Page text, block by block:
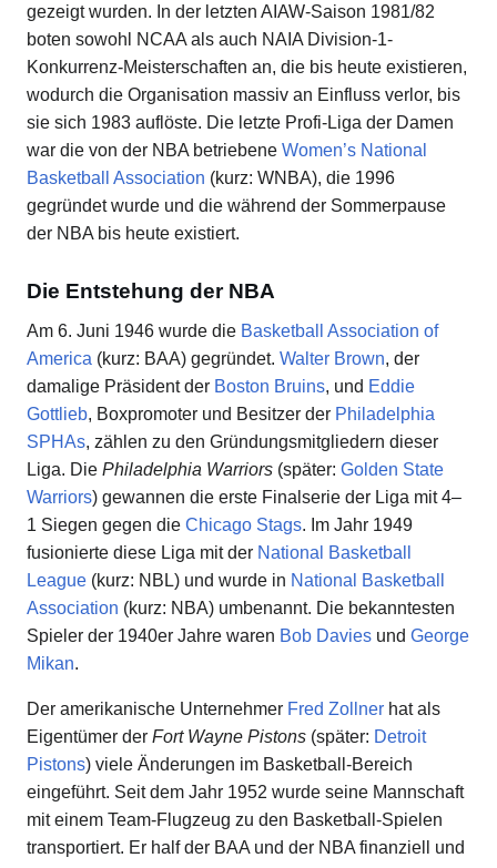
gezeigt wurden. In der letzten AIAW-Saison 1981/82
boten sowohl NCAA als auch NAIA Division-1-
Konkurrenz-Meisterschaften an, die bis heute existieren,
wodurch die Organisation massiv an Einfluss verlor, bis
sie sich 1983 auflöste. Die letzte Profi-Liga der Damen
war die von der NBA betriebene Women’s National
Basketball Association (kurz: WNBA), die 1996
gegründet wurde und die während der Sommerpause
der NBA bis heute existiert.
Die Entstehung der NBA
Am 6. Juni 1946 wurde die Basketball Association of
America (kurz: BAA) gegründet. Walter Brown, der
damalige Präsident der Boston Bruins, und Eddie
Gottlieb, Boxpromoter und Besitzer der Philadelphia
SPHAs, zählen zu den Gründungsmitgliedern dieser
Liga. Die Philadelphia Warriors (später: Golden State
Warriors) gewannen die erste Finalserie der Liga mit 4–
1 Siegen gegen die Chicago Stags. Im Jahr 1949
fusionierte diese Liga mit der National Basketball
League (kurz: NBL) und wurde in National Basketball
Association (kurz: NBA) umbenannt. Die bekanntesten
Spieler der 1940er Jahre waren Bob Davies und George
Mikan.
Der amerikanische Unternehmer Fred Zollner hat als
Eigentümer der Fort Wayne Pistons (später: Detroit
Pistons) viele Änderungen im Basketball-Bereich
eingeführt. Seit dem Jahr 1952 wurde seine Mannschaft
mit einem Team-Flugzeug zu den Basketball-Spielen
transportiert. Er half der BAA und der NBA finanziell und